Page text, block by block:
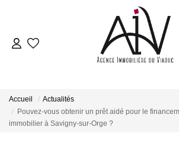
NOTRE AGENCE
Nos Prestations
Notre Équipe
Accueil
Actualités
Pouvez-vous obtenir un prêt aidé pour le
immobilier à Savigny-sur-Orge ?